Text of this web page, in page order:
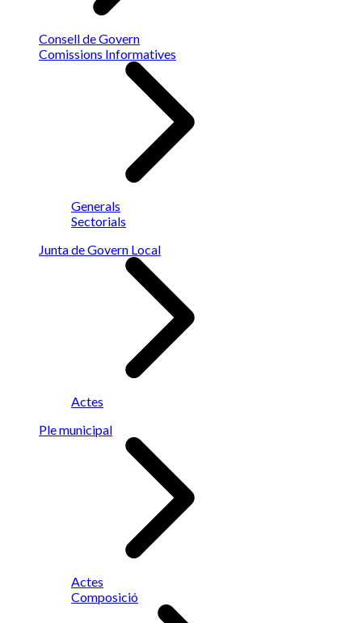
Consell de Govern
Comissions Informatives
Generals
Sectorials
Junta de Govern Local
Actes
Ple municipal
Actes
Composició